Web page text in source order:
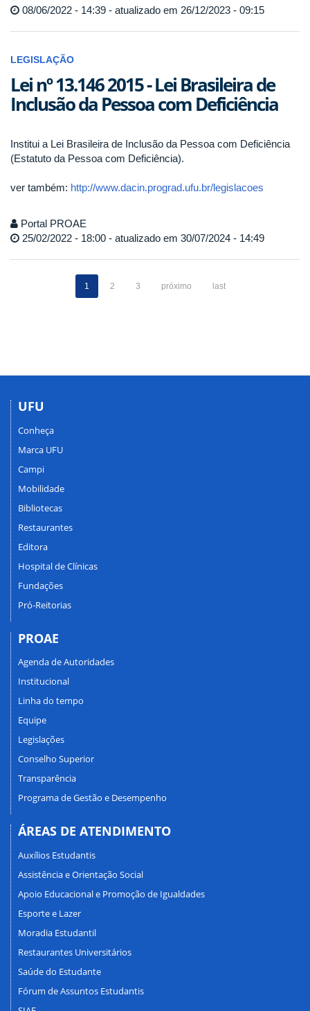
08/06/2022 - 14:39 - atualizado em 26/12/2023 - 09:15
LEGISLAÇÃO
Lei nº 13.146 2015 - Lei Brasileira de
Inclusão da Pessoa com Deficiência
Institui a Lei Brasileira de Inclusão da Pessoa com Deficiência
(Estatuto da Pessoa com Deficiência).
ver também: http://www.dacin.prograd.ufu.br/legislacoes
Portal PROAE
25/02/2022 - 18:00 - atualizado em 30/07/2024 - 14:49
1 2 3 próximo last
UFU
Conheça
Marca UFU
Campi
Mobilidade
Bibliotecas
Restaurantes
Editora
Hospital de Clínicas
Fundações
Pró-Reitorias
PROAE
Agenda de Autoridades
Institucional
Linha do tempo
Equipe
Legislações
Conselho Superior
Transparência
Programa de Gestão e Desempenho
ÁREAS DE ATENDIMENTO
Auxílios Estudantis
Assistência e Orientação Social
Apoio Educacional e Promoção de Igualdades
Esporte e Lazer
Moradia Estudantil
Restaurantes Universitários
Saúde do Estudante
Fórum de Assuntos Estudantis